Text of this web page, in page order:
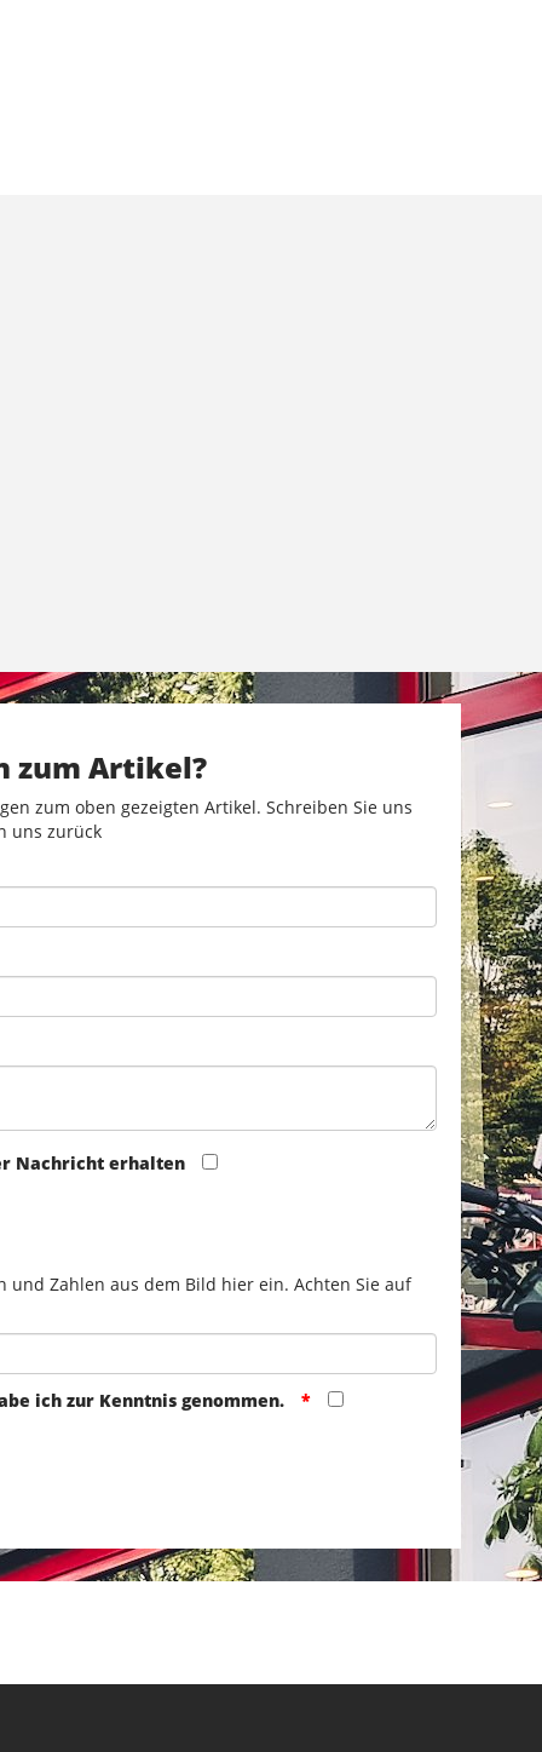
zum Artikel?
zum oben gezeigten Artikel. Schreiben Sie uns
uns zurück
Nachricht erhalten
und Zahlen aus dem Bild hier ein. Achten Sie auf
ich zur Kenntnis genommen.